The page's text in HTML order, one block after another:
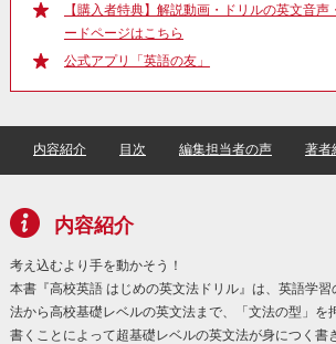
【購入者特典】解説動画・ドリルの英文音声
ードページはこちら
公式アプリ「英語の友」
内容紹介 目次 編集担当者の声 著者
内容紹介
考え込むより手を動かそう！
本書『高校英語 はじめの英文法ドリル』は、英語学
法から高校基礎レベルの英文法まで、「文法の型」を
書くことによって超基礎レベルの英文法が身につく書